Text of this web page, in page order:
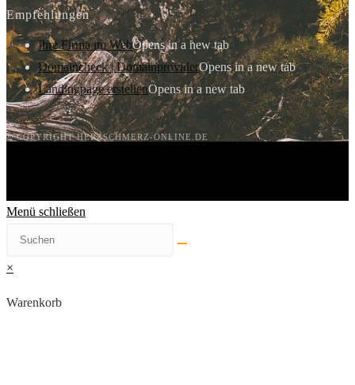
Empfehlungen
Ihre Firma im WebOpens in a new tab
Domaincheck | DomainproviderOpens in a new tab
Landingpage erstellenOpens in a new tab
© COPYRIGHT HERZSCHMERZ-ONLINE.DE
Menü schließen
×
Warenkorb